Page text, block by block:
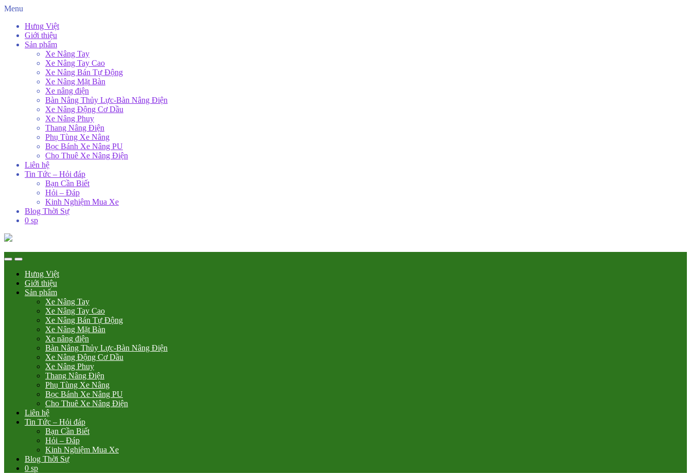
Menu
Hưng Việt
Giới thiệu
Sản phẩm
Xe Nâng Tay
Xe Nâng Tay Cao
Xe Nâng Bán Tự Động
Xe Nâng Mặt Bàn
Xe nâng điện
Bàn Nâng Thủy Lực-Bàn Nâng Điện
Xe Nâng Động Cơ Dầu
Xe Nâng Phuy
Thang Nâng Điện
Phụ Tùng Xe Nâng
Bọc Bánh Xe Nâng PU
Cho Thuê Xe Nâng Điện
Liên hệ
Tin Tức – Hỏi đáp
Bạn Cần Biết
Hỏi – Đáp
Kinh Nghiệm Mua Xe
Blog Thời Sự
0 sp
Hưng Việt
Giới thiệu
Sản phẩm
Xe Nâng Tay
Xe Nâng Tay Cao
Xe Nâng Bán Tự Động
Xe Nâng Mặt Bàn
Xe nâng điện
Bàn Nâng Thủy Lực-Bàn Nâng Điện
Xe Nâng Động Cơ Dầu
Xe Nâng Phuy
Thang Nâng Điện
Phụ Tùng Xe Nâng
Bọc Bánh Xe Nâng PU
Cho Thuê Xe Nâng Điện
Liên hệ
Tin Tức – Hỏi đáp
Bạn Cần Biết
Hỏi – Đáp
Kinh Nghiệm Mua Xe
Blog Thời Sự
0 sp